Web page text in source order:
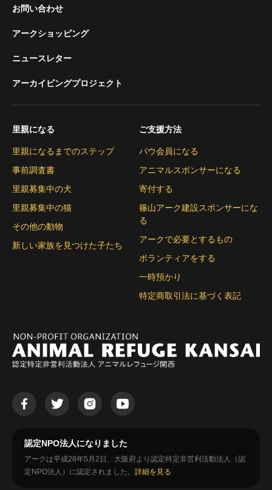
お問い合わせ
アークショッピング
ニュースレター
アーカイビングプロジェクト
里親になる
里親になるまでのステップ
事前調査書
里親募集中の犬
里親募集中の猫
その他の動物
新しい家族を見つけた子たち
ご支援方法
パウ会員になる
アニマルスポンサーになる
寄付する
篠山アーク建設スポンサーにな
る
アークで必要とするもの
ボランティアをする
一時預かり
特定商取引法に基づく表記
認定NPO法人になりました
アークは平成28年5月2日、大阪府より認定特定非営利活動法人（認
定NPO法人）に認定されました。 詳細を見る